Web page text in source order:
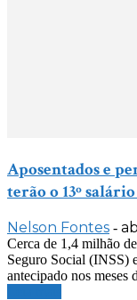
Aposentados e
terão o 13º
Nelson Fontes -
Cerca de 1,4 milhão
Seguro Social (INSS)
antecipado nos meses